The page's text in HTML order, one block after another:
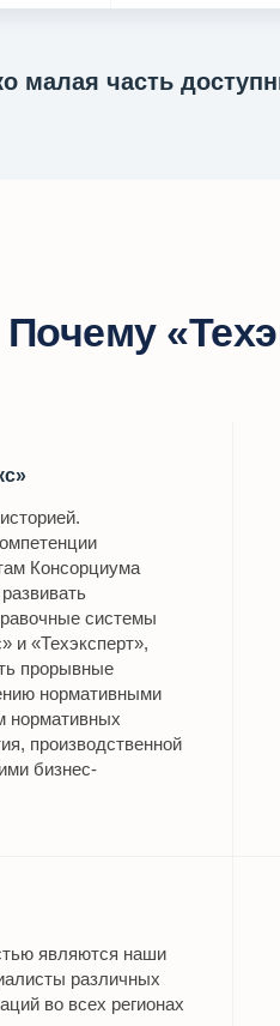
малая часть
Почему
Консорциума
системы
и «Техэксперт»,
прорывные
нормативными
нормативных
производственной
бизнес-
являются наши
различных
во всех регионах